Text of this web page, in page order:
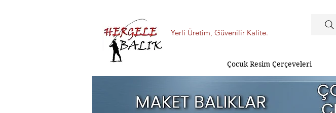
Yerli Üretim, Güvenilir Kalite.
Çocuk Resim Çerçeveleri